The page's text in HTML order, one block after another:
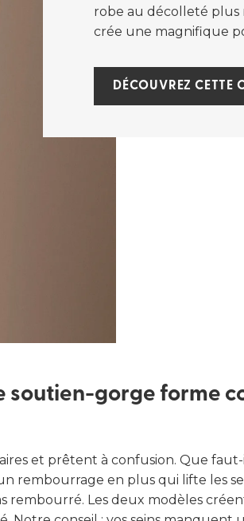
robe au décolleté
crée une magnifique
DÉCOUVREZ CETTE
soutien-gorge forme
et prêtent à confusion. Que
rembourrage en plus qui lifte les
rembourré. Les deux modèles